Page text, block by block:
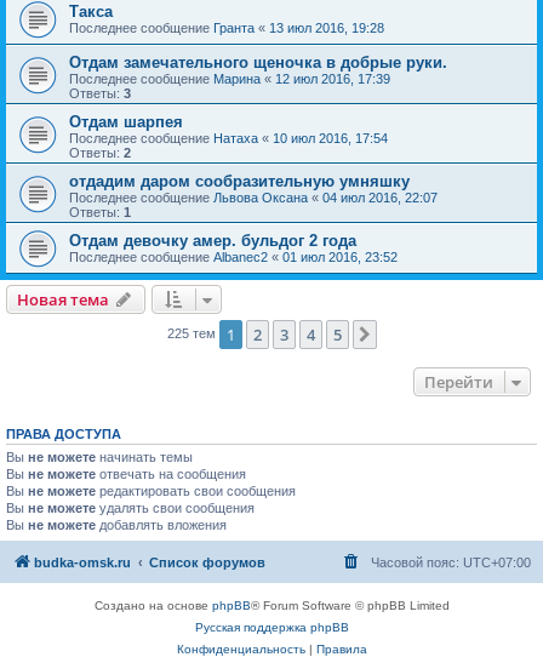
Такса
Последнее сообщение Гранта « 13 июл 2016, 19:28
Отдам замечательного щеночка в добрые руки.
Последнее сообщение Марина « 12 июл 2016, 17:39
Ответы: 3
Отдам шарпея
Последнее сообщение Натаха « 10 июл 2016, 17:54
Ответы: 2
отдадим даром сообразительную умняшку
Последнее сообщение Львова Оксана « 04 июл 2016, 22:07
Ответы: 1
Отдам девочку амер. бульдог 2 года
Последнее сообщение Albanec2 « 01 июл 2016, 23:52
Новая тема
225 тем 1 2 3 4 5
Перейти
ПРАВА ДОСТУПА
Вы не можете начинать темы
Вы не можете отвечать на сообщения
Вы не можете редактировать свои сообщения
Вы не можете удалять свои сообщения
Вы не можете добавлять вложения
budka-omsk.ru Список форумов Часовой пояс: UTC+07:00
Создано на основе phpBB® Forum Software © phpBB Limited
Русская поддержка phpBB
Конфиденциальность| Правила